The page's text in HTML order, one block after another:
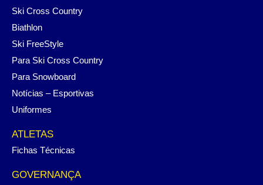
Ski Cross Country
Biathlon
Ski FreeStyle
Para Ski Cross Country
Para Snowboard
Notícias – Esportivas
Uniformes
ATLETAS
Fichas Técnicas
GOVERNANÇA